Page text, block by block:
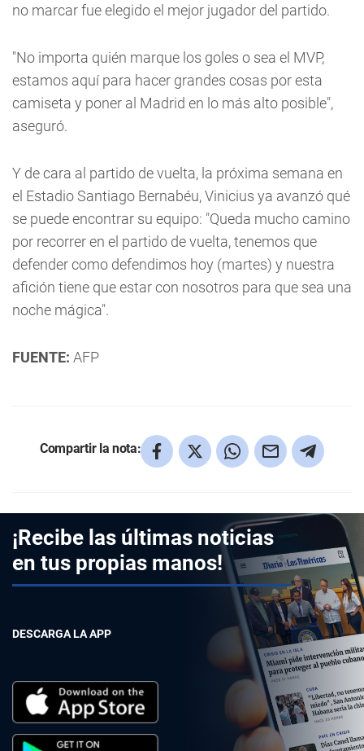
no marcar fue elegido el mejor jugador del partido.
"No importa quién marque los goles o sea el MVP,
estamos aquí para hacer grandes cosas por esta
camiseta y poner al Madrid en lo más alto posible",
aseguró.
Y de cara al partido de vuelta, la próxima semana en
el Estadio Santiago Bernabéu, Vinicius ya avanzó qué
se puede encontrar su equipo: "Queda mucho camino
por recorrer en el partido de vuelta, tenemos que
defender como defendimos hoy (martes) y nuestra
afición tiene que estar con nosotros para que sea una
noche mágica".
FUENTE: AFP
Compartir la nota:
¡Recibe las últimas noticias
en tus propias manos!
DESCARGA LA APP